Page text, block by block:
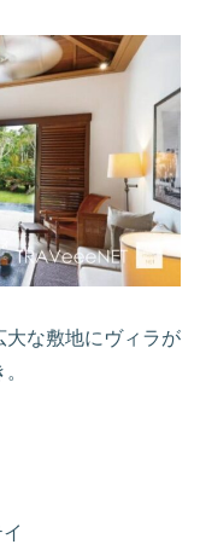
大な敷地にヴィラが